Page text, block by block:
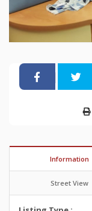
Information
Street View